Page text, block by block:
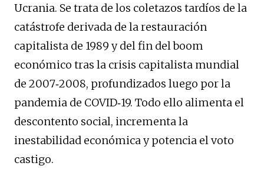
Ucrania. Se trata de los coletazos tardíos de la
catástrofe derivada de la restauración
capitalista de 1989 y del fin del boom
económico tras la crisis capitalista mundial
de 2007‑2008, profundizados luego por la
pandemia de COVID‑19. Todo ello alimenta el
descontento social, incrementa la
inestabilidad económica y potencia el voto
castigo.